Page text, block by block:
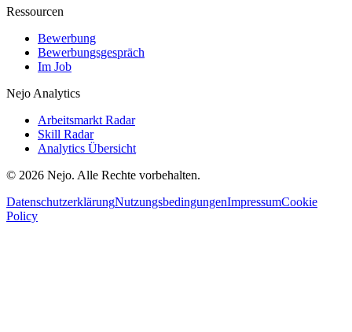
Ressourcen
Bewerbung
Bewerbungsgespräch
Im Job
Nejo Analytics
Arbeitsmarkt Radar
Skill Radar
Analytics Übersicht
© 2026 Nejo. Alle Rechte vorbehalten.
DatenschutzerklärungNutzungsbedingungenImpressumCookie
Policy